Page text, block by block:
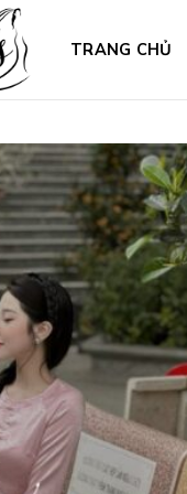
TRANG CHỦ